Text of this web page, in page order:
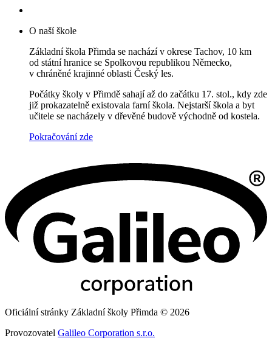
O naší škole
Základní škola Přimda se nachází v okrese Tachov, 10 km
od státní hranice se Spolkovou republikou Německo,
v chráněné krajinné oblasti Český les.
Počátky školy v Přimdě sahají až do začátku 17. stol., kdy zde
již prokazatelně existovala farní škola. Nejstarší škola a byt
učitele se nacházely v dřevěné budově východně od kostela.
Pokračování zde
Oficiální stránky Základní školy Přimda © 2026
Provozovatel Galileo Corporation s.r.o.